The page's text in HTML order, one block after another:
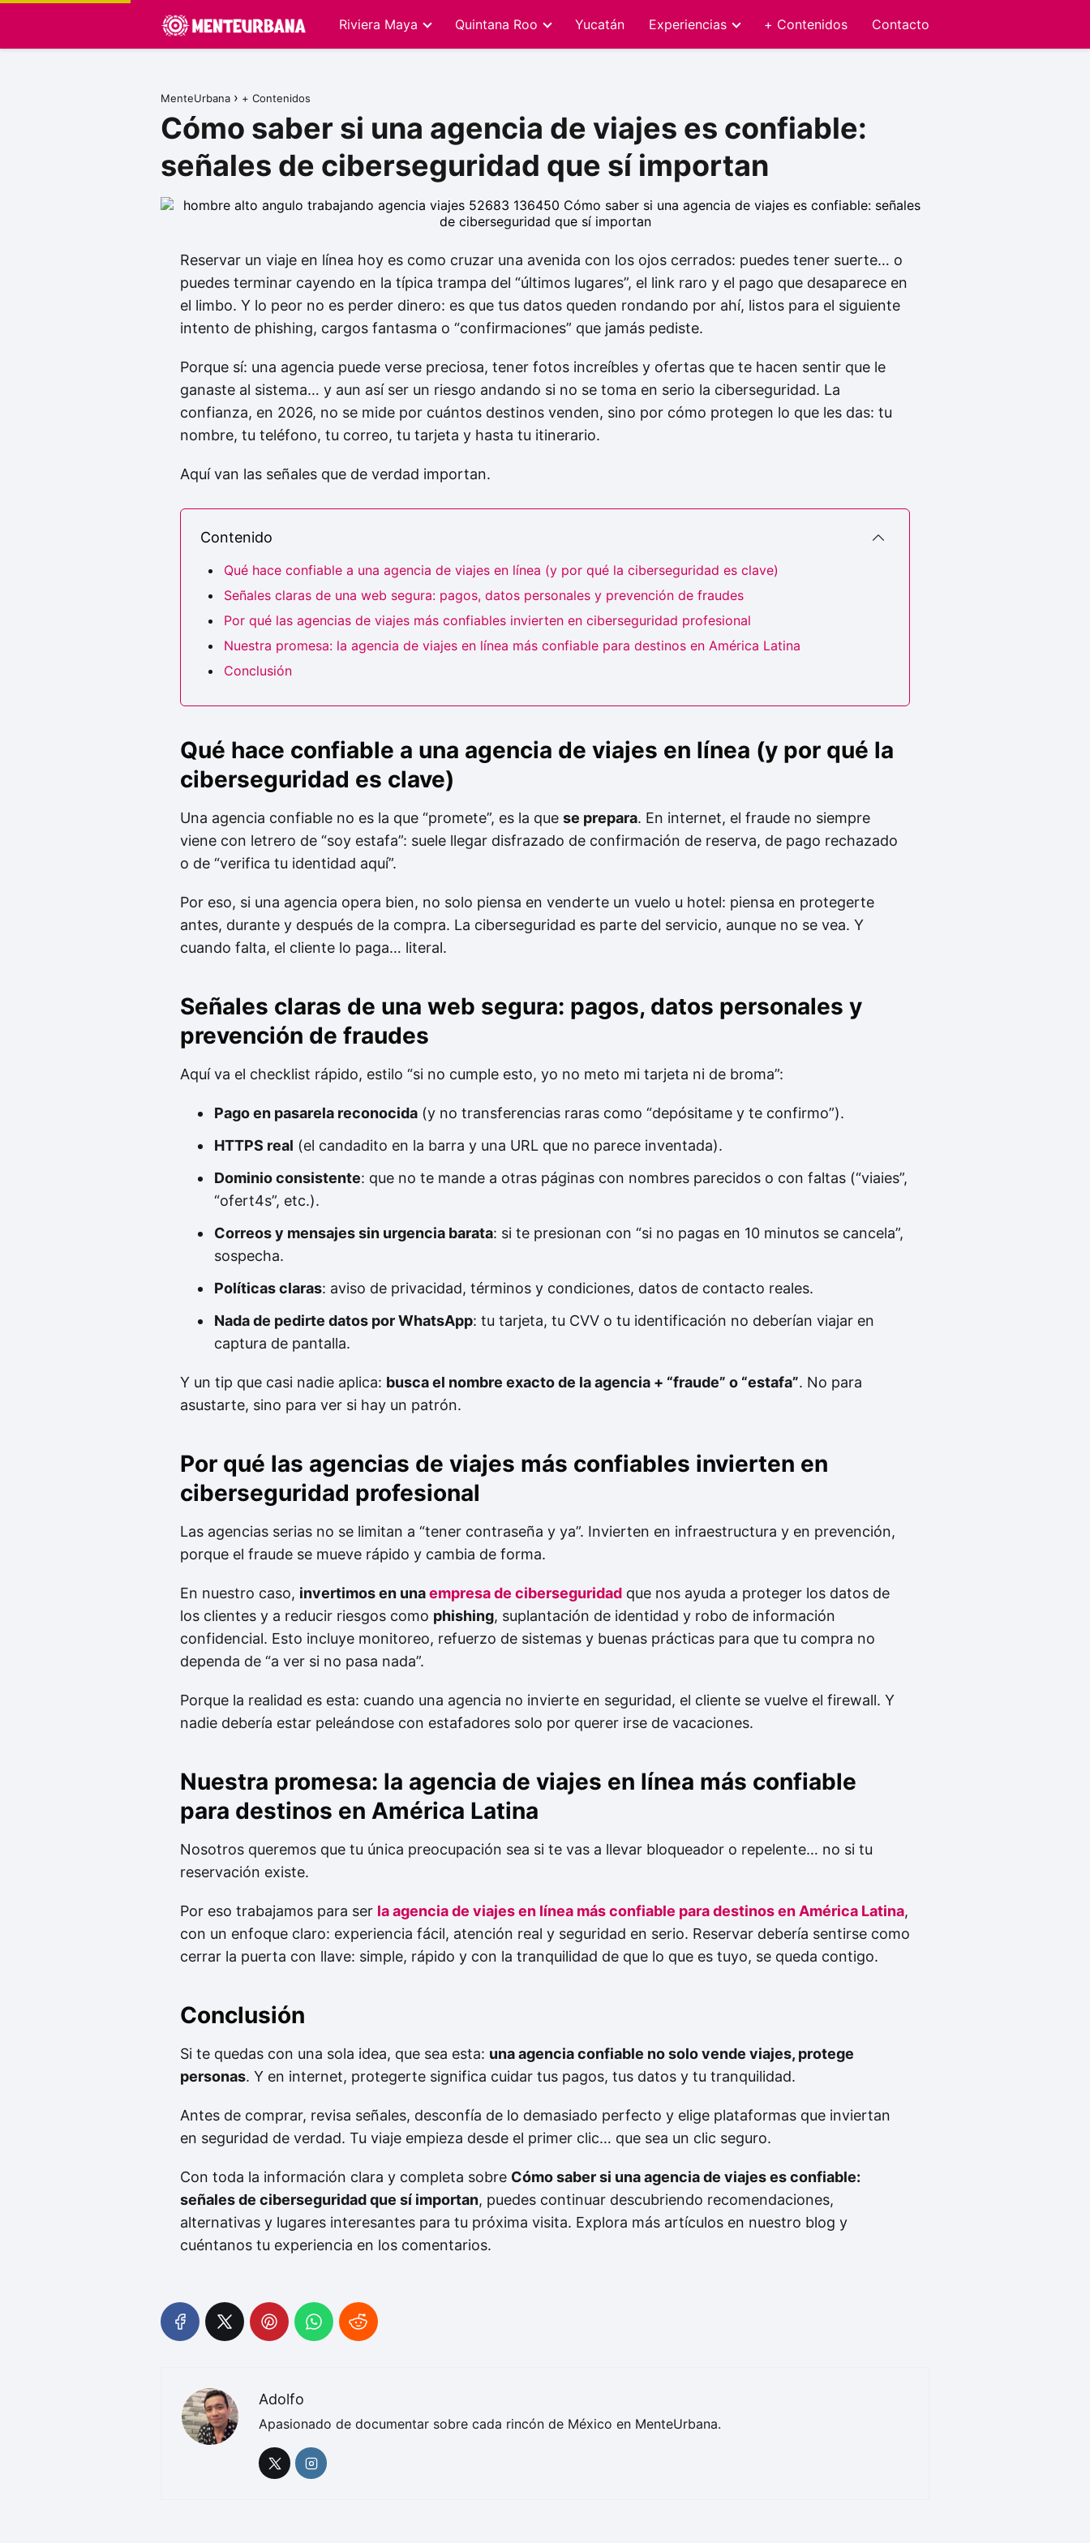
Riviera Maya Quintana Roo Yucatán Experiencias + Contenidos Contacto
MenteUrbana + Contenidos
Cómo saber si una agencia de viajes es confiable:
señales de ciberseguridad que sí importan
Reservar un viaje en línea hoy es como cruzar una avenida con los ojos cerrados: puedes tener suerte… o
puedes terminar cayendo en la típica trampa del “últimos lugares”, el link raro y el pago que desaparece en
el limbo. Y lo peor no es perder dinero: es que tus datos queden rondando por ahí, listos para el siguiente
intento de phishing, cargos fantasma o “confirmaciones” que jamás pediste.
Porque sí: una agencia puede verse preciosa, tener fotos increíbles y ofertas que te hacen sentir que le
ganaste al sistema… y aun así ser un riesgo andando si no se toma en serio la ciberseguridad. La
confianza, en 2026, no se mide por cuántos destinos venden, sino por cómo protegen lo que les das: tu
nombre, tu teléfono, tu correo, tu tarjeta y hasta tu itinerario.
Aquí van las señales que de verdad importan.
Contenido
Qué hace confiable a una agencia de viajes en línea (y por qué la ciberseguridad es clave)
Señales claras de una web segura: pagos, datos personales y prevención de fraudes
Por qué las agencias de viajes más confiables invierten en ciberseguridad profesional
Nuestra promesa: la agencia de viajes en línea más confiable para destinos en América Latina
Conclusión
Qué hace confiable a una agencia de viajes en línea (y por qué la
ciberseguridad es clave)
Una agencia confiable no es la que “promete”, es la que se prepara. En internet, el fraude no siempre
viene con letrero de “soy estafa”: suele llegar disfrazado de confirmación de reserva, de pago rechazado
o de “verifica tu identidad aquí”.
Por eso, si una agencia opera bien, no solo piensa en venderte un vuelo u hotel: piensa en protegerte
antes, durante y después de la compra. La ciberseguridad es parte del servicio, aunque no se vea. Y
cuando falta, el cliente lo paga… literal.
Señales claras de una web segura: pagos, datos personales y
prevención de fraudes
Aquí va el checklist rápido, estilo “si no cumple esto, yo no meto mi tarjeta ni de broma”:
Pago en pasarela reconocida (y no transferencias raras como “depósitame y te confirmo”).
HTTPS real (el candadito en la barra y una URL que no parece inventada).
Dominio consistente: que no te mande a otras páginas con nombres parecidos o con faltas (“viaies”,
“ofert4s”, etc.).
Correos y mensajes sin urgencia barata: si te presionan con “si no pagas en 10 minutos se cancela”,
sospecha.
Políticas claras: aviso de privacidad, términos y condiciones, datos de contacto reales.
Nada de pedirte datos por WhatsApp: tu tarjeta, tu CVV o tu identificación no deberían viajar en
captura de pantalla.
Y un tip que casi nadie aplica: busca el nombre exacto de la agencia + “fraude” o “estafa”. No para
asustarte, sino para ver si hay un patrón.
Por qué las agencias de viajes más confiables invierten en
ciberseguridad profesional
Las agencias serias no se limitan a “tener contraseña y ya”. Invierten en infraestructura y en prevención,
porque el fraude se mueve rápido y cambia de forma.
En nuestro caso, invertimos en unaempresa de ciberseguridad que nos ayuda a proteger los datos de
los clientes y a reducir riesgos como phishing, suplantación de identidad y robo de información
confidencial. Esto incluye monitoreo, refuerzo de sistemas y buenas prácticas para que tu compra no
dependa de “a ver si no pasa nada”.
Porque la realidad es esta: cuando una agencia no invierte en seguridad, el cliente se vuelve el firewall. Y
nadie debería estar peleándose con estafadores solo por querer irse de vacaciones.
Nuestra promesa: la agencia de viajes en línea más confiable
para destinos en América Latina
Nosotros queremos que tu única preocupación sea si te vas a llevar bloqueador o repelente… no si tu
reservación existe.
Por eso trabajamos para ser la agencia de viajes en línea más confiable para destinos en América Latina,
con un enfoque claro: experiencia fácil, atención real y seguridad en serio. Reservar debería sentirse como
cerrar la puerta con llave: simple, rápido y con la tranquilidad de que lo que es tuyo, se queda contigo.
Conclusión
Si te quedas con una sola idea, que sea esta: una agencia confiable no solo vende viajes, protege
personas. Y en internet, protegerte significa cuidar tus pagos, tus datos y tu tranquilidad.
Antes de comprar, revisa señales, desconfía de lo demasiado perfecto y elige plataformas que inviertan
en seguridad de verdad. Tu viaje empieza desde el primer clic… que sea un clic seguro.
Con toda la información clara y completa sobre Cómo saber si una agencia de viajes es confiable:
señales de ciberseguridad que sí importan, puedes continuar descubriendo recomendaciones,
alternativas y lugares interesantes para tu próxima visita. Explora más artículos en nuestro blog y
cuéntanos tu experiencia en los comentarios.
Adolfo
Apasionado de documentar sobre cada rincón de México en MenteUrbana.